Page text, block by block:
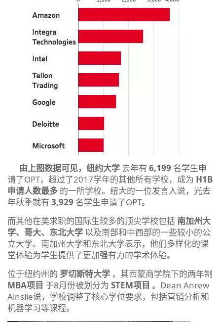
由上图数据可见，纽约大学 去年有 6,199 名学生申
请了OPT，超过了2017学年的其他所有学校，成为 H1B
申请人数最多 的一所学校。纽大的一位发言人说，光去
年秋季就有 3,929 名学生申请了OPT。
而其他在美求职的国际生较多的顶尖学校包括 南加州大
学、哥大、东北大学 以及南部和中西部的一些较小的公
立大学。南加州大学和东北大学表示，他们多样化的课
堂体验为学生提供了更加强有力的学术体验。
位于纽约州的 罗切斯特大学 ，其西蒙商学院下的两年制
MBA项目 于8月份被划分为 STEM项目 。Dean Anrew
Ainslie说，学校调整了核心学位要求，包括营销分析和
机器学习等课程。